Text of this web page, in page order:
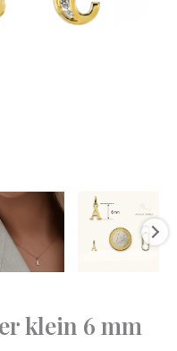
klein 6 mm